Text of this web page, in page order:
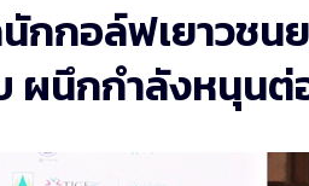
กกอล์ฟเยาวช
ผนึกกำลังหนุนต่